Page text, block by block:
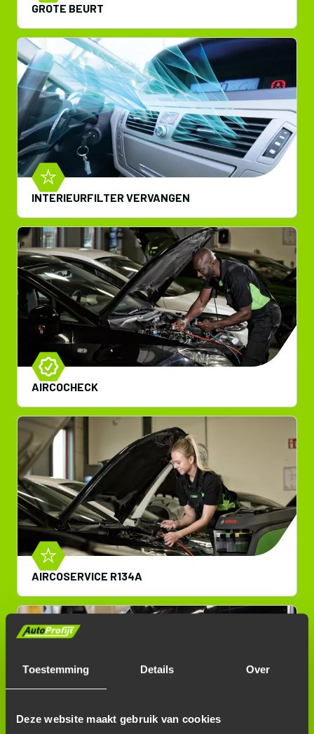
Toestemming Details Over
Deze website maakt gebruik van cookies
GROTE BEURT
INTERIEURFILTER VERVANGEN
AIRCOCHECK
AIRCOSERVICE R134A